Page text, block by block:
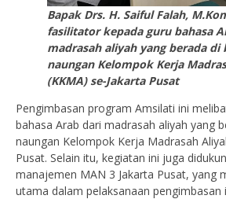
Bapak Drs. H. Saiful Falah,
fasilitator kepada guru bahasa
madrasah aliyah yang berada di
naungan Kelompok Kerja
(KKMA) se-Jakarta Pusat
Pengimbasan program Amsilati ini
bahasa Arab dari madrasah aliyah yang
naungan Kelompok Kerja Madrasah
Pusat. Selain itu, kegiatan ini juga
manajemen MAN 3 Jakarta Pusat, yang
utama dalam pelaksanaan pengimbasan